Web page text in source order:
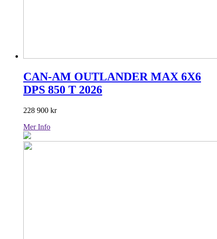
CAN-AM OUTLANDER MAX 6X6
DPS 850 T 2026
228 900 kr
Mer Info